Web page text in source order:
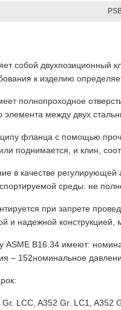
собой двухпозиционный
к изделию
полнопроходное
элемента между двух
фланца с помощью
поднимается, и клин,
в качестве
среды: не
при запрете
и надежной
ASME B16.34 имеют:
– 152номинальное
LCC, A352 Gr. LC1,